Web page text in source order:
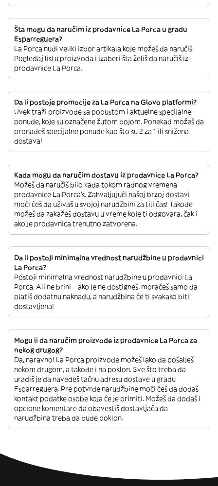
Šta mogu da naručim iz prodavnice La Porca u gradu
Esparreguera?
La Porca nudi veliki izbor artikala koje možeš da naručiš.
Pogledaj listu proizvoda i izaberi šta želiš da naručiš iz
prodavnice La Porca.
Da li postoje promocije za La Porca na Glovo platformi?
Uvek traži proizvode sa popustom i aktuelne specijalne
ponude, koje su označene žutom bojom. Ponekad možeš da
pronađeš specijalne ponude kao što su 2 za 1 ili snižena
dostava!
Kada mogu da naručim dostavu iz prodavnice La Porca?
Možeš da naručiš bilo kada tokom radnog vremena
prodavnice La Porca’s. Zahvaljujući našoj brzoj dostavi
moći ćeš da uživaš u svojoj narudžbini za tili čas! Takođe
možeš da zakažeš dostavu u vreme koje ti odgovara, čak i
ako je prodavnica trenutno zatvorena.
Da li postoji minimalna vrednost narudžbine u prodavnici
La Porca?
Postoji minimalna vrednost narudžbine u prodavnici La
Porca. Ali ne brini – ako je ne dostigneš, moraćeš samo da
platiš dodatnu naknadu, a narudžbina će ti svakako biti
dostavljena!
Mogu li da naručim proizvode iz prodavnice La Porca za
nekog drugog?
Da, naravno! La Porca proizvode možeš lako da pošalješ
nekom drugom, a takođe i na poklon. Sve što treba da
uradiš je da navedeš tačnu adresu dostave u gradu
Esparreguera. Pre potvrde narudžbine moći ćeš da dodaš
kontakt podatke osobe koja će je primiti. Možeš da dodaš i
opcione komentare da obavestiš dostavljača da
narudžbina treba da bude poklon.